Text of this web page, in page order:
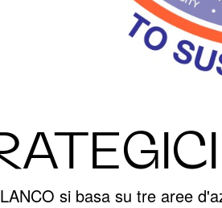
si basa su tre aree